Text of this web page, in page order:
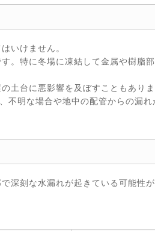
いけません。
。特に冬場に凍結して金属や樹脂
土台に悪影響を及ぼすこともありま
不明な場合や地中の配管からの漏れ
深刻な水漏れが起きている可能性が